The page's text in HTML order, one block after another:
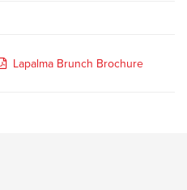
Lapalma Brunch Brochure